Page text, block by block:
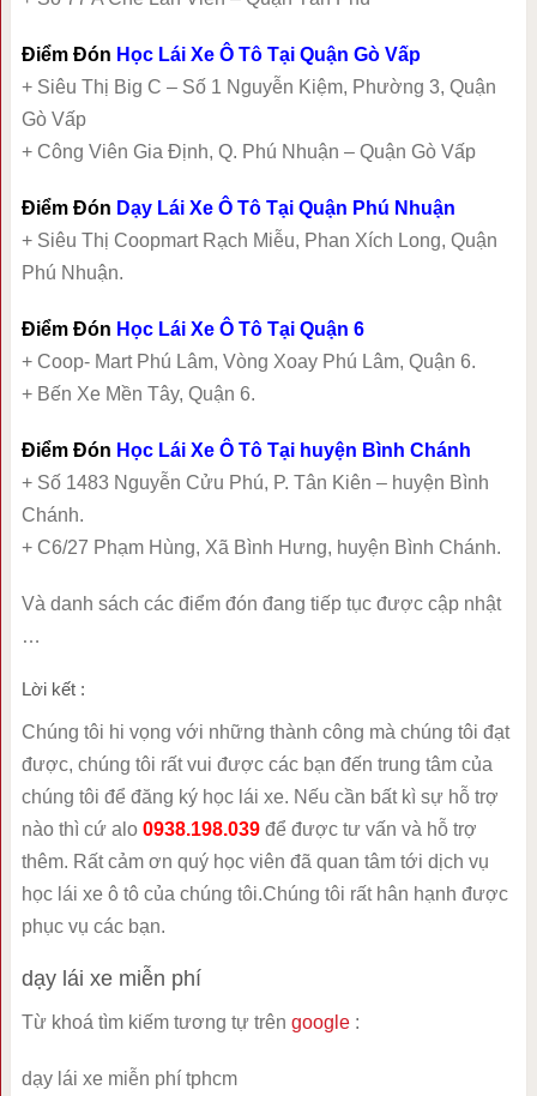
Điểm Đón Học Lái Xe Ô Tô Tại Quận Gò Vấp
+ Siêu Thị Big C – Số 1 Nguyễn Kiệm, Phường 3, Quận
Gò Vấp
+ Công Viên Gia Định, Q. Phú Nhuận – Quận Gò Vấp
Điểm Đón Dạy Lái Xe Ô Tô Tại Quận Phú Nhuận
+ Siêu Thị Coopmart Rạch Miễu, Phan Xích Long, Quận
Phú Nhuận.
Điểm Đón Học Lái Xe Ô Tô Tại Quận 6
+ Coop- Mart Phú Lâm, Vòng Xoay Phú Lâm, Quận 6.
+ Bến Xe Mền Tây, Quận 6.
Điểm Đón Học Lái Xe Ô Tô Tại huyện Bình Chánh
+ Số 1483 Nguyễn Cửu Phú, P. Tân Kiên – huyện Bình
Chánh.
+ C6/27 Phạm Hùng, Xã Bình Hưng, huyện Bình Chánh.
Và danh sách các điểm đón đang tiếp tục được cập nhật
…
Lời kết :
Chúng tôi hi vọng với những thành công mà chúng tôi đạt
được, chúng tôi rất vui được các bạn đến trung tâm của
chúng tôi để đăng ký học lái xe. Nếu cần bất kì sự hỗ trợ
nào thì cứ alo 0938.198.039để được tư vấn và hỗ trợ
thêm. Rất cảm ơn quý học viên đã quan tâm tới dịch vụ
học lái xe ô tô của chúng tôi.Chúng tôi rất hân hạnh được
phục vụ các bạn.
dạy lái xe miễn phí
Từ khoá tìm kiếm tương tự trên google:
dạy lái xe miễn phí tphcm